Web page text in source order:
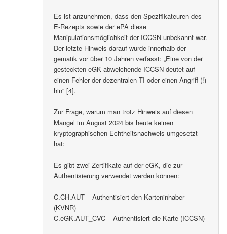
Es ist anzunehmen, dass den Spezifikateuren des
E-Rezepts sowie der ePA diese
Manipulationsmöglichkeit der ICCSN unbekannt war.
Der letzte Hinweis darauf wurde innerhalb der
gematik vor über 10 Jahren verfasst: „Eine von der
gesteckten eGK abweichende ICCSN deutet auf
einen Fehler der dezentralen TI oder einen Angriff (!)
hin“ [4].
Zur Frage, warum man trotz Hinweis auf diesen
Mangel im August 2024 bis heute keinen
kryptographischen Echtheitsnachweis umgesetzt
hat:
Es gibt zwei Zertifikate auf der eGK, die zur
Authentisierung verwendet werden können:
C.CH.AUT – Authentisiert den Karteninhaber
(KVNR)
C.eGK.AUT_CVC – Authentisiert die Karte (ICCSN)